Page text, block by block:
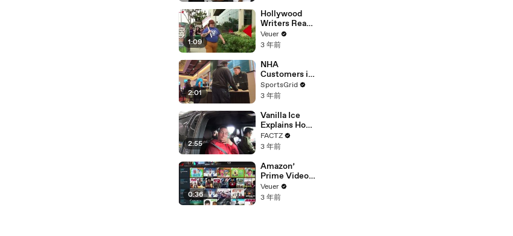
1:09
Hollywood
Writers Reach
‘Tentative
Agreement’
After 146 Day
Strike
Veuer
3 年前
2:01
NHA
Customers in
Limbo as
Company
Potential
Merger
SportsGrid
3 年前
2:55
Vanilla Ice
Explains How
the 90’s
Shaped
FACTZ
3 年前
0:36
Amazon’
Prime Video
Will Show
Commercials
Veuer
3 年前